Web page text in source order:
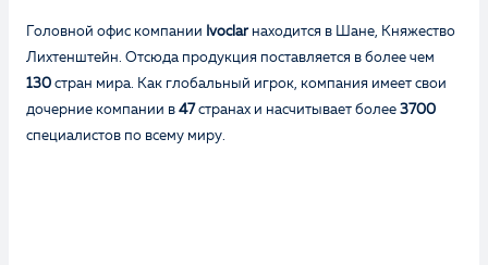
Головной офис компании Ivoclarнаходится в Шане, Княжество
Лихтенштейн. Отсюда продукция поставляется в более чем
130 стран мира. Как глобальный игрок, компания имеет свои
дочерние компании в 47 странах и насчитывает более 3700
специалистов по всему миру.